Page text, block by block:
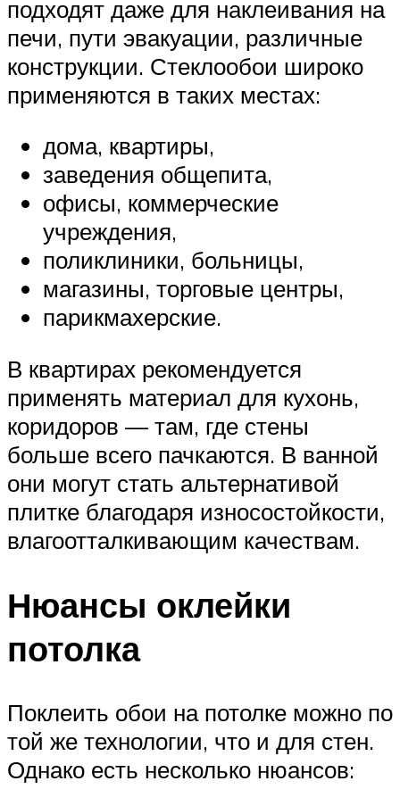
подходят даже для наклеивания на
печи, пути эвакуации, различные
конструкции. Стеклообои широко
применяются в таких местах:
дома, квартиры,
заведения общепита,
офисы, коммерческие
учреждения,
поликлиники, больницы,
магазины, торговые центры,
парикмахерские.
В квартирах рекомендуется
применять материал для кухонь,
коридоров — там, где стены
больше всего пачкаются. В ванной
они могут стать альтернативой
плитке благодаря износостойкости,
влагоотталкивающим качествам.
Нюансы оклейки
потолка
Поклеить обои на потолке можно по
той же технологии, что и для стен.
Однако есть несколько нюансов: